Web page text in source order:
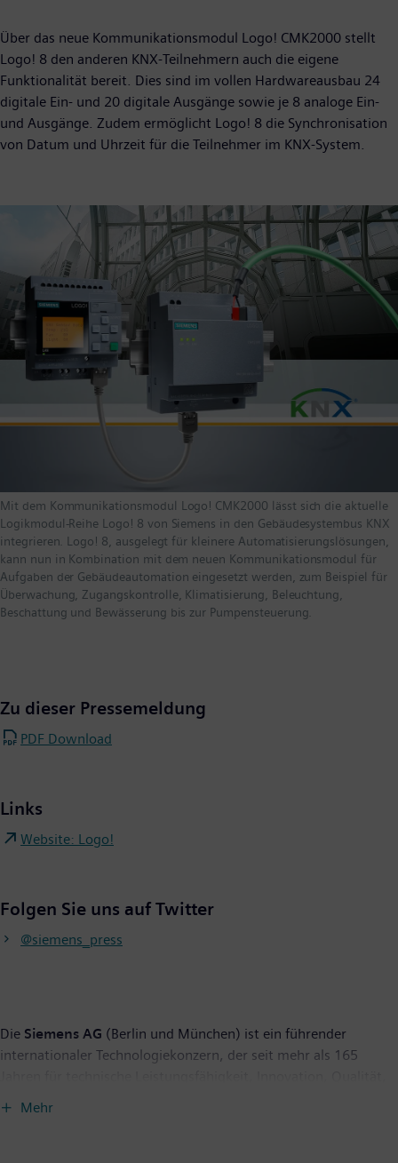
Über das neue Kommunikationsmodul Logo! CMK2000 stellt
Logo! 8 den anderen KNX-Teilnehmern auch die eigene
Funktionalität bereit. Dies sind im vollen Hardwareausbau 24
digitale Ein- und 20 digitale Ausgänge sowie je 8 analoge Ein-
und Ausgänge. Zudem ermöglicht Logo! 8 die Synchronisation
von Datum und Uhrzeit für die Teilnehmer im KNX-System.
Mit dem Kommunikationsmodul Logo! CMK2000 lässt sich die aktuelle
Logikmodul-Reihe Logo! 8 von Siemens in den Gebäudesystembus KNX
integrieren. Logo! 8, ausgelegt für kleinere Automatisierungslösungen,
kann nun in Kombination mit dem neuen Kommunikationsmodul für
Aufgaben der Gebäudeautomation eingesetzt werden, zum Beispiel für
Überwachung, Zugangskontrolle, Klimatisierung, Beleuchtung,
Beschattung und Bewässerung bis zur Pumpensteuerung.
Zu dieser Pressemeldung
PDF Download
Links
Website: Logo!
Folgen Sie uns auf Twitter
@siemens_press
Die Siemens AG (Berlin und München) ist ein führender
internationaler Technologiekonzern, der seit mehr als 165
Mehr